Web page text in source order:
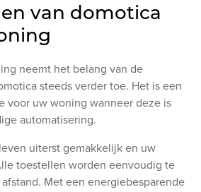
van domotica
neemt het belang van de
steeds verder toe. Het is een
voor uw woning wanneer deze is
automatisering.
uiterst gemakkelijk en uw
toestellen worden eenvoudig te
Met een energiebesparende